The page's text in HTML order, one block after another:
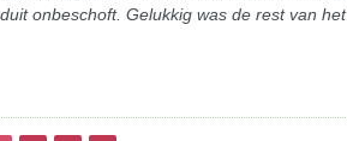
onbeschoft. Gelukkig was de rest van het